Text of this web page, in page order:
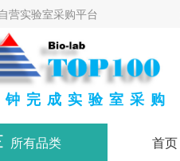
营实验室采购平台
完成实验室采购
所有品类 首页